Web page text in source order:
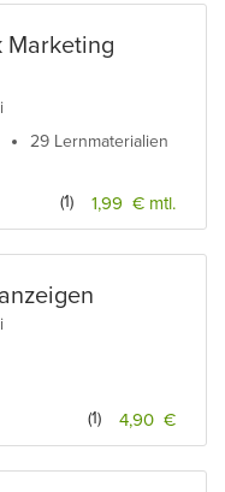
Marketing
29 Lernmaterialien
1,99 € mtl.
(1)
4,90 €
(1)